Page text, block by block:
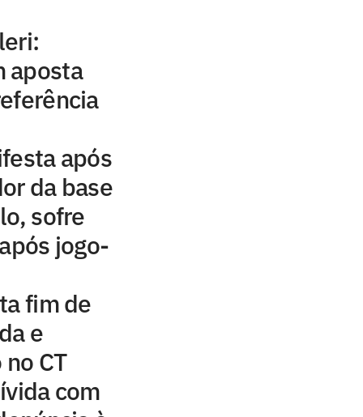
aposta
após
da base
sofre
jogo-
fim de
e
CT
com